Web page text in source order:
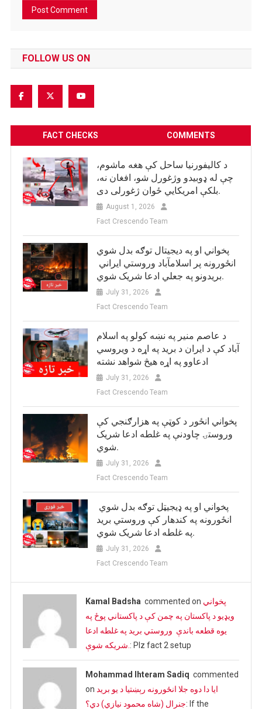
FOLLOW US ON
FACT CHECKS COMMENTS
د کالیفورنیا ساحل کې هغه ماشوم،
چې له ډوبیدو وژغورل شو، افغان نه،
بلکې امریکایي ځوان ژغورلی دی.
August 1, 2026
Fact Crescendo Team
پخواني او په دیجیتال توګه بدل شوي
انځورونه پر اسلامآباد وروستي ایراني
بريدونو په جعلي ادعا شریک شوي.
July 31, 2026
Fact Crescendo Team
د عاصم منیر په نښه کولو په اسلام
آباد کې د ایران د برید په اړه د ویروسي
ادعاوو په اړه هیڅ شواهد نشته
July 31, 2026
Fact Crescendo Team
پخواني انځور د کوټې په هزارګنجي کې
وروستۍ چاودنې په غلطه ادعا شریک
شوي.
July 31, 2026
Fact Crescendo Team
پخواني او په ډيجيټل توګه بدل شوي
انځورونه په کندهار کې وروستي برید
په غلطه ادعا شریک شوي.
July 31, 2026
Fact Crescendo Team
Kamal Badsha commented on پخواني
ویډیو د پاکستان په چمن کې د پاکستاني پوځ په
یوه قطعه باندې وروستي برید په غلطه ادعا
: Plz fact 2 setup
Mohammad Ihteram Sadiq commented
on ایا دا دوه جلا انځورونه رېښتیا د یو برید
جنرال (شاه محمود نیازي) دي؟: If the